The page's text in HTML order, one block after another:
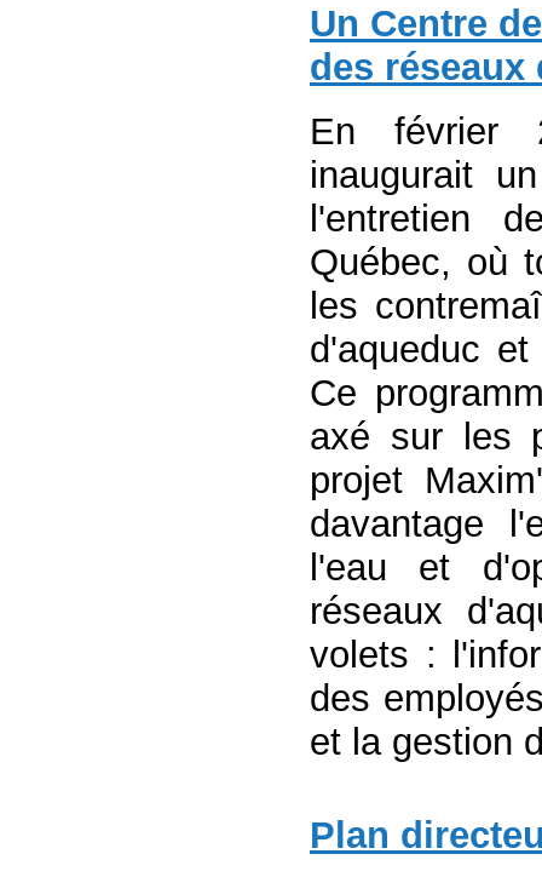
Un Centre
des réseaux
En février
inaugurait
l'entretien
Québec, où
les
d'aqueduc
Ce
axé sur les
projet
davantage
l'eau et
réseaux
volets :
des
et la gestion
Plan